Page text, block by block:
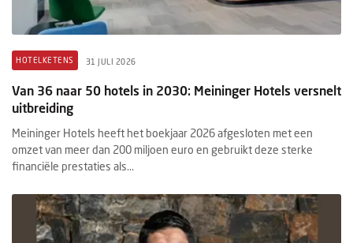
HOTELKETENS 31 JULI 2026
Van 36 naar 50 hotels in 2030: Meininger Hotels versnelt
uitbreiding
Meininger Hotels heeft het boekjaar 2026 afgesloten met een
omzet van meer dan 200 miljoen euro en gebruikt deze sterke
financiële prestaties als...